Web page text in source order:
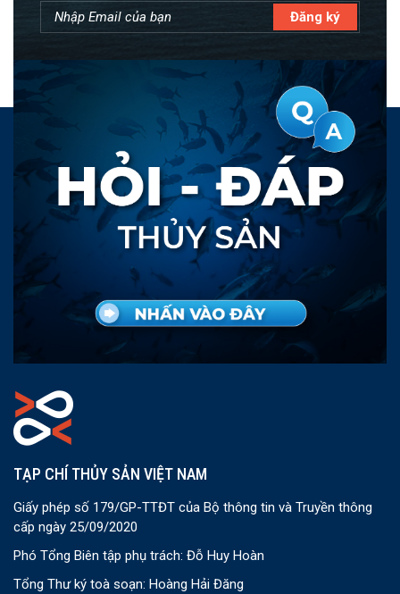
TẠP CHÍ THỦY SẢN VIỆT NAM
Giấy phép số 179/GP-TTĐT của Bộ thông tin và Truyền thông
cấp ngày 25/09/2020
Phó Tổng Biên tập phụ trách: Đỗ Huy Hoàn
Tổng Thư ký toà soạn: Hoàng Hải Đăng